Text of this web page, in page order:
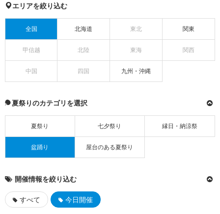
エリアを絞り込む
全国 北海道 東北 関東
甲信越 北陸 東海 関西
中国 四国 九州・沖縄
夏祭りのカテゴリを選択
夏祭り 七夕祭り 縁日・納涼祭
盆踊り 屋台のある夏祭り
開催情報を絞り込む
すべて 今日開催